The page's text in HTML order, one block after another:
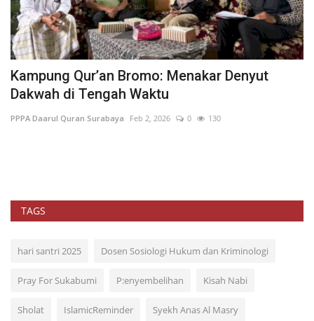
Mahasiswa UIN SALATIGA KKL 2026
Teguhkan Kerukunan di Kampung...
PPPA Daarul Quran Surabaya Apr 30, 2026 72
TAGS
hari santri 2025 Dosen Sosiologi Hukum dan Kriminologi
Pray For Sukabumi P:enyembelihan Kisah Nabi
Sholat IslamicReminder Syekh Anas Al Masry